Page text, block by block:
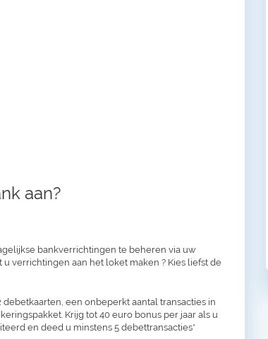
aan?
bankverrichtingen te beheren via uw
verrichtingen aan het loket maken ? Kies liefst de
een onbeperkt aantal transacties in
Krijg tot 40 euro bonus per jaar als u
en deed u minstens 5 debettransacties*